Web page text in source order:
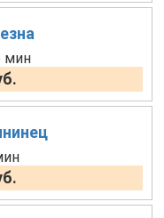
мин